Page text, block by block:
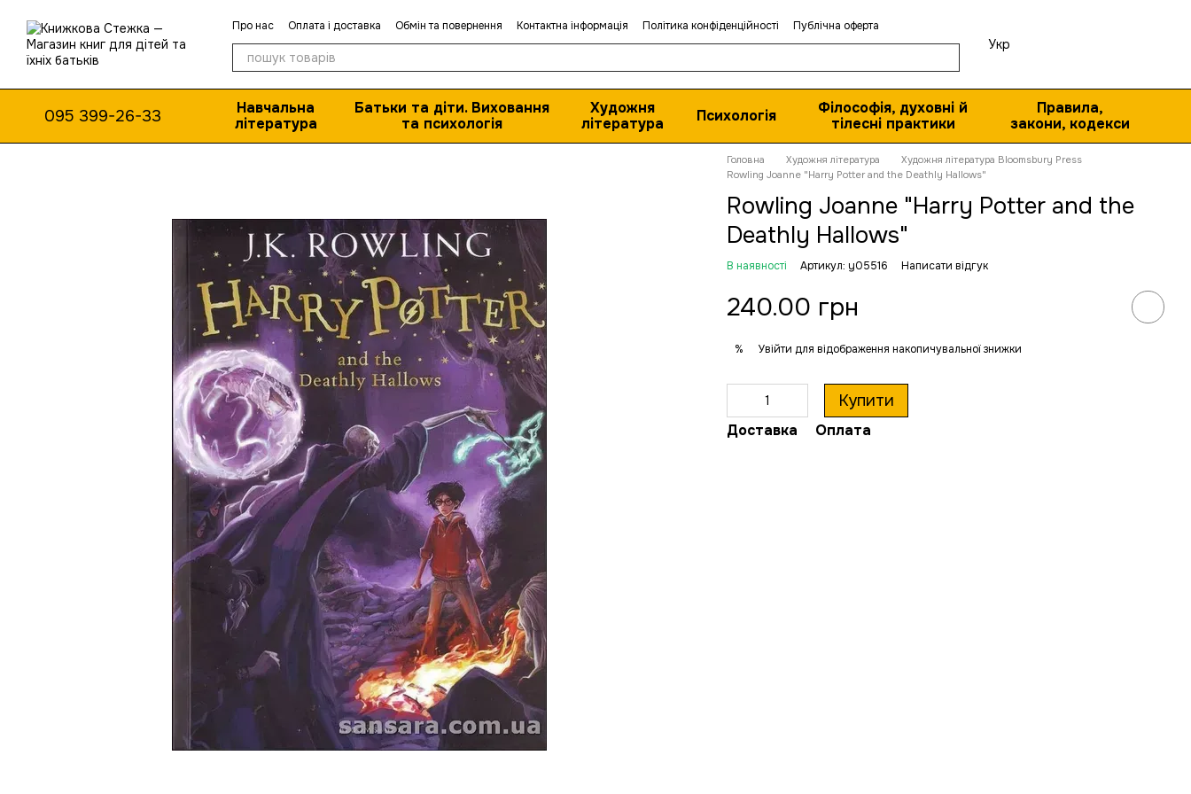
Про нас Оплата і доставка Обмін та повернення Контактна інформація Політика конфіденційності Публічна оферта
Укр
095 399-26-33
Навчальна
література
Батьки та діти. Виховання
та психологія
Художня
література
Психологія
Філософія, духовні й
тілесні практики
Правила,
закони, кодекси
Головна Художня література
Художня література Bloomsbury Press
Rowling Joanne "Harry Potter and the Deathly Hallows"
Rowling Joanne "Harry Potter and the
Deathly Hallows"
В наявності Артикул: y05516 Написати відгук
240.00 грн
% Увійти для відображення накопичувальної знижки
Купити
Доставка Оплата